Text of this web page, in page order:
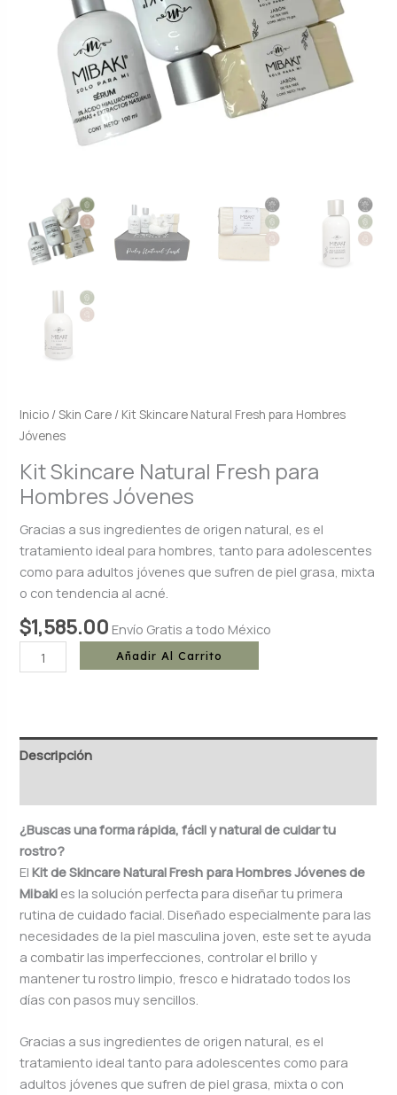
Inicio /Skin Care / Kit Skincare Natural Fresh para Hombres
Jóvenes
Kit Skincare Natural Fresh para
Hombres Jóvenes
Gracias a sus ingredientes de origen natural, es el
tratamiento ideal para hombres, tanto para adolescentes
como para adultos jóvenes que sufren de piel grasa, mixta
o con tendencia al acné.
$1,585.00 Envío Gratis a todo México
Añadir Al Carrito
Descripción
¿Buscas una forma rápida, fácil y natural de cuidar tu
rostro?
ElKit de Skincare Natural Fresh para Hombres Jóvenes de
Mibaki es la solución perfecta para diseñar tu primera
rutina de cuidado facial. Diseñado especialmente para las
necesidades de la piel masculina joven, este set te ayuda
a combatir las imperfecciones, controlar el brillo y
mantener tu rostro limpio, fresco e hidratado todos los
días con pasos muy sencillos.
Gracias a sus ingredientes de origen natural, es el
tratamiento ideal tanto para adolescentes como para
adultos jóvenes que sufren de piel grasa, mixta o con